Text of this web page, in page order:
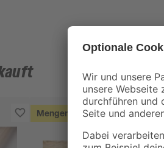
Mengenrabatt